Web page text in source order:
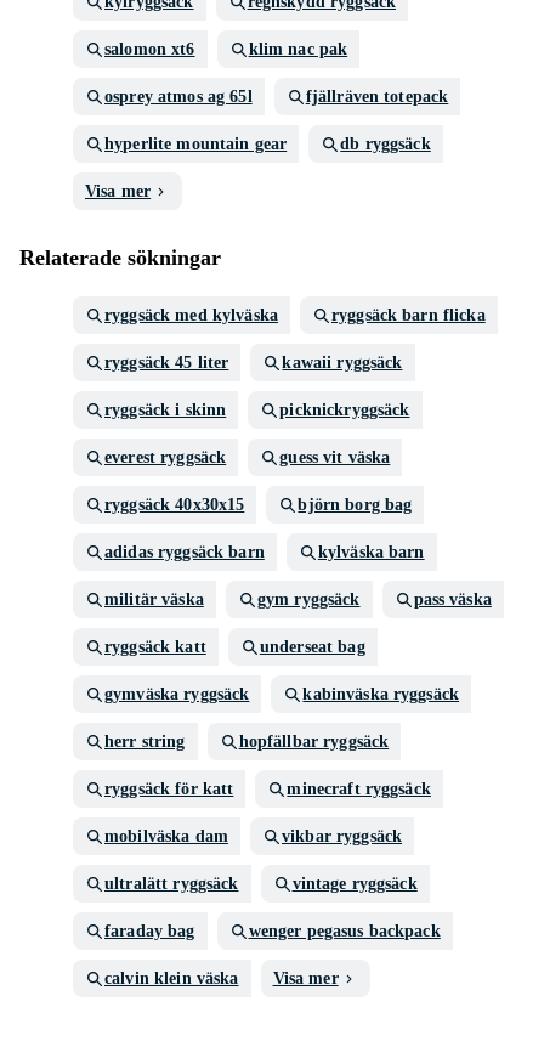
salomon xt6 klim nac pak
osprey atmos ag 65l fjällräven totepack
hyperlite mountain gear db ryggsäck
Visa mer
Relaterade sökningar
ryggsäck med kylväska ryggsäck barn flicka
ryggsäck 45 liter kawaii ryggsäck
ryggsäck i skinn picknickryggsäck
everest ryggsäck guess vit väska
ryggsäck 40x30x15 björn borg bag
adidas ryggsäck barn kylväska barn
militär väska gym ryggsäck pass väska
ryggsäck katt underseat bag
gymväska ryggsäck kabinväska ryggsäck
herr string hopfällbar ryggsäck
ryggsäck för katt minecraft ryggsäck
mobilväska dam vikbar ryggsäck
ultralätt ryggsäck vintage ryggsäck
faraday bag wenger pegasus backpack
calvin klein väska Visa mer